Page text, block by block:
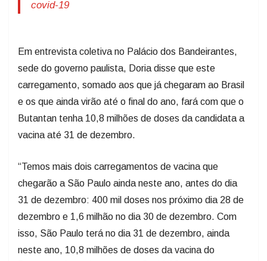
covid-19
Em entrevista coletiva no Palácio dos Bandeirantes,
sede do governo paulista, Doria disse que este
carregamento, somado aos que já chegaram ao Brasil
e os que ainda virão até o final do ano, fará com que o
Butantan tenha 10,8 milhões de doses da candidata a
vacina até 31 de dezembro.
“Temos mais dois carregamentos de vacina que
chegarão a São Paulo ainda neste ano, antes do dia
31 de dezembro: 400 mil doses nos próximo dia 28 de
dezembro e 1,6 milhão no dia 30 de dezembro. Com
isso, São Paulo terá no dia 31 de dezembro, ainda
neste ano, 10,8 milhões de doses da vacina do